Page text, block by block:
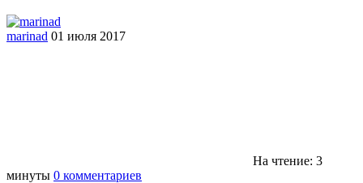
marinad 01 июля 2017
На чтение: 3
минуты 0 комментариев